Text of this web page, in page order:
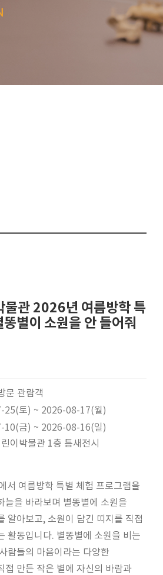
물관 2026년 여름방학 특
별이 소원을 안 들어줘
문 관람객
25(토) ~ 2026-08-17(월)
10(금) ~ 2026-08-16(일)
이박물관 1층 틈새전시
서 여름방학 특별 체험 프로그램을
늘을 바라보며 별똥별에 소원을
알아보고, 소원이 담긴 띠지를 직접
활동입니다. 별똥별에 소원을 비는
람들의 마음이라는 다양한
접 만든 작은 별에 자신의 바람과